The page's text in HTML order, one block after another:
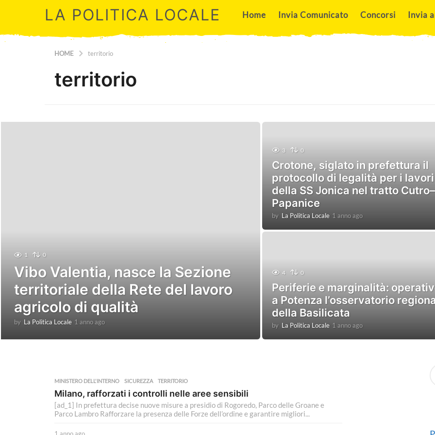
LA POLITICA LOCALE Home Invia Comunicato Concorsi Invia
HOME territorio
territorio
1 0
Vibo Valentia, nasce la Sezione
territoriale della Rete del lavoro
agricolo di qualità
by La Politica Locale 1 anno ago1
n
g
3 0
Crotone, siglato in prefettura il
protocollo di legalità per i lavori
della SS Jonica nel tratto Cutro–
Papanice
by La Politica Locale 1 anno ago1
n
4 0
Periferie e marginalità:
a Potenza l’osservatorio
della Basilicata
by La Politica Locale 1 anno ago1
MINISTERO DELL'INTERNO SICUREZZA ,TERRITORIO
Milano, rafforzati i controlli nelle aree sensibili
[ad_1] In prefettura decise nuove misure a presidio di Rogoredo, Parco delle Groane e
Parco Lambro Rafforzare la presenza delle Forze dell’ordine e garantire migliori...
1 anno ago
o